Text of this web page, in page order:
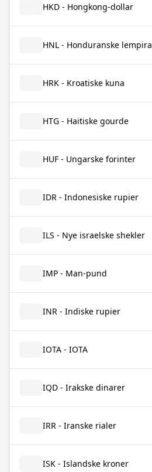
HKD - Hongkong-dollar
HNL - Honduranske lempira
HRK - Kroatiske kuna
HTG - Haitiske gourde
HUF - Ungarske forinter
IDR - Indonesiske rupier
ILS - Nye israelske shekler
IMP - Man-pund
INR - Indiske rupier
IOTA - IOTA
IQD - Irakske dinarer
IRR - Iranske rialer
ISK - Islandske kroner